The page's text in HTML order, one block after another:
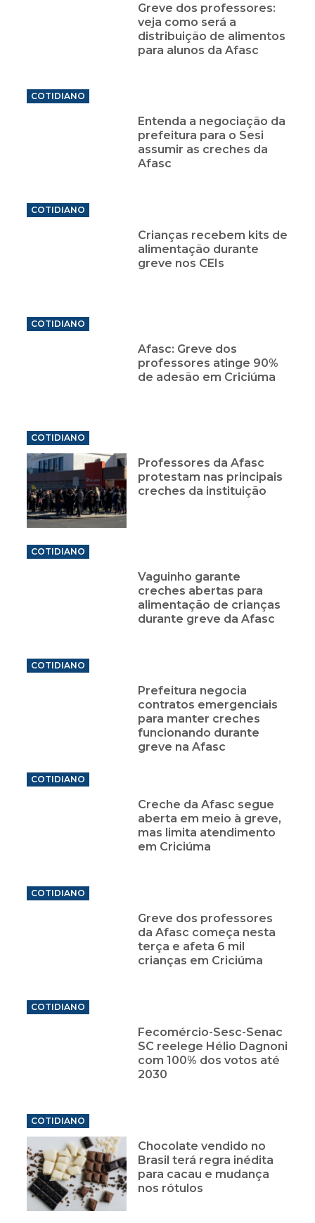
Greve dos professores:
veja como será a
distribuição de alimentos
para alunos da Afasc
COTIDIANO
Entenda a negociação da
prefeitura para o Sesi
assumir as creches da
Afasc
COTIDIANO
Crianças recebem kits de
alimentação durante
greve nos CEIs
COTIDIANO
Afasc: Greve dos
professores atinge 90%
de adesão em Criciúma
COTIDIANO
Professores da Afasc
protestam nas principais
creches da instituição
COTIDIANO
Vaguinho garante
creches abertas para
alimentação de crianças
durante greve da Afasc
COTIDIANO
Prefeitura negocia
contratos emergenciais
para manter creches
funcionando durante
greve na Afasc
COTIDIANO
Creche da Afasc segue
aberta em meio à greve,
mas limita atendimento
em Criciúma
COTIDIANO
Greve dos professores
da Afasc começa nesta
terça e afeta 6 mil
crianças em Criciúma
COTIDIANO
Fecomércio-Sesc-Senac
SC reelege Hélio Dagnoni
com 100% dos votos até
2030
COTIDIANO
Chocolate vendido no
Brasil terá regra inédita
para cacau e mudança
nos rótulos